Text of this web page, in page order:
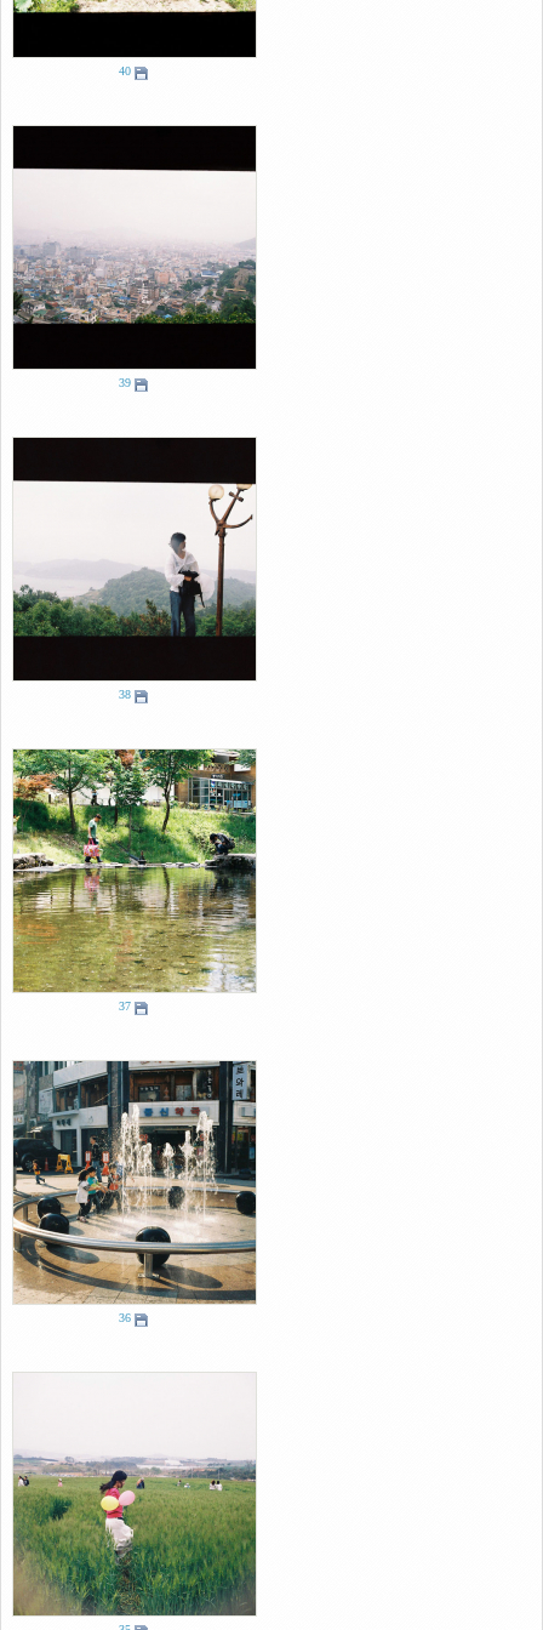
40
39
38
37
36